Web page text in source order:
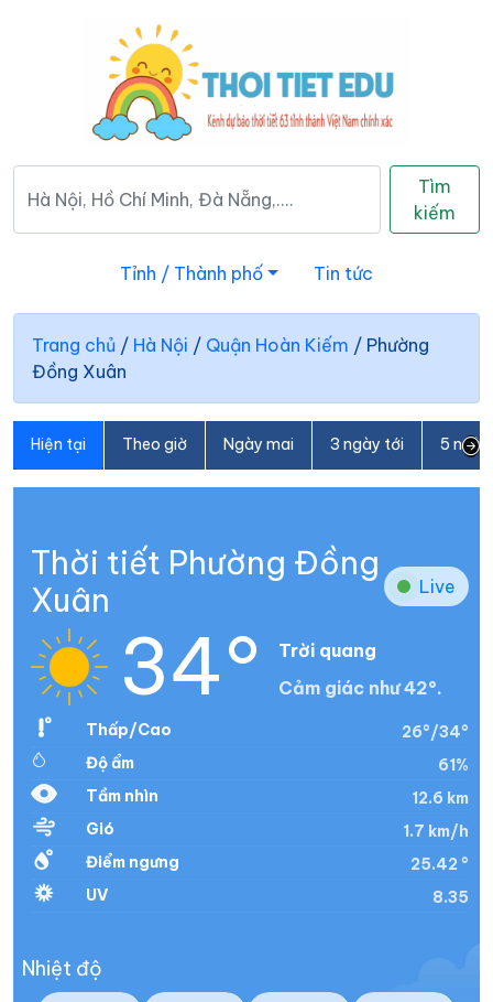
Tìm
kiếm
Tỉnh / Thành phố Tin tức
Trang chủ / Hà Nội / Quận Hoàn Kiếm / Phường
Đồng Xuân
Hiện tại Theo giờ Ngày mai 3 ngày tới 5
Thời tiết Phường Đồng
Xuân
Live
34°
Trời quang
Cảm giác như 42°.
Thấp/Cao
26°/34°
Độ ẩm
61%
Tầm nhìn
12.6 km
Gió
1.7 km/h
Điểm ngưng
25.42 °
UV
8.35
Nhiệt độ